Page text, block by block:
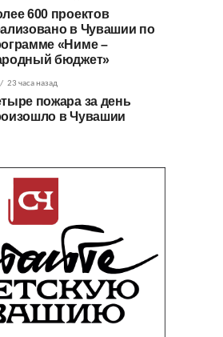
600 проектов
в Чувашии по
«Ниме –
бюджет»
23 часа назад
пожара за день
в Чувашии